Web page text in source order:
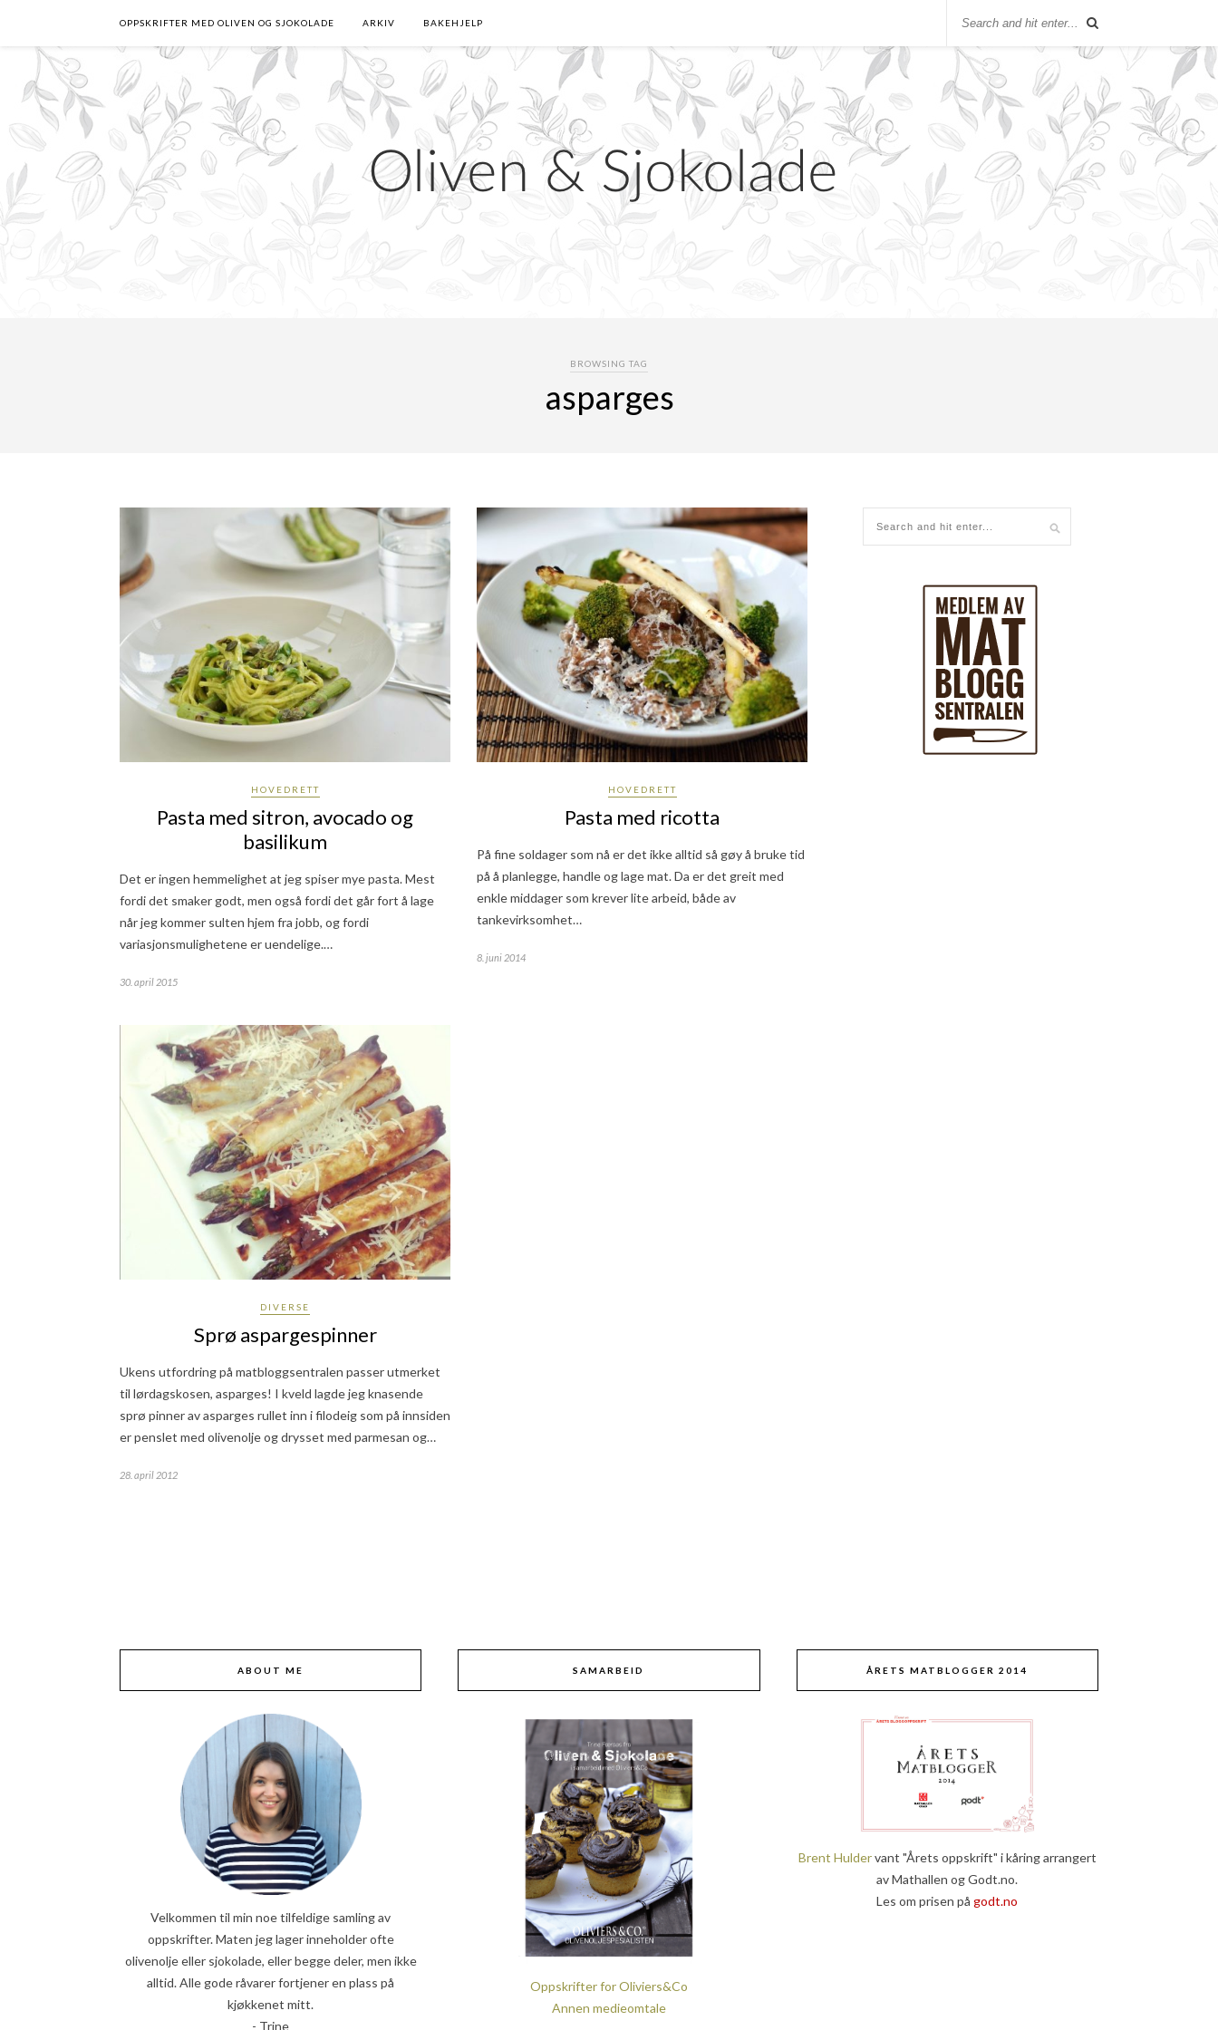
OPPSKRIFTER MED OLIVEN OG SJOKOLADE ARKIV BAKEHJELP
BROWSING TAG
asparges
HOVEDRETT
Pasta med sitron, avocado og
basilikum
Det er ingen hemmelighet at jeg spiser mye pasta. Mest
fordi det smaker godt, men også fordi det går fort å lage
når jeg kommer sulten hjem fra jobb, og fordi
variasjonsmulighetene er uendelige.…
30. april 2015
HOVEDRETT
Pasta med ricotta
På fine soldager som nå er det ikke alltid så gøy å bruke tid
på å planlegge, handle og lage mat. Da er det greit med
enkle middager som krever lite arbeid, både av
tankevirksomhet…
8. juni 2014
DIVERSE
Sprø aspargespinner
Ukens utfordring på matbloggsentralen passer utmerket
til lørdagskosen, asparges! I kveld lagde jeg knasende
sprø pinner av asparges rullet inn i filodeig som på innsiden
er penslet med olivenolje og drysset med parmesan og…
28. april 2012
ABOUT ME
Velkommen til min noe tilfeldige samling av
oppskrifter. Maten jeg lager inneholder ofte
olivenolje eller sjokolade, eller begge deler, men ikke
alltid. Alle gode råvarer fortjener en plass på
kjøkkenet mitt.
- Trine
SAMARBEID
Oppskrifter for Oliviers&Co
Annen medieomtale
ÅRETS MATBLOGGER 2014
Brent Huldervant "Årets oppskrift" i kåring arrangert
av Mathallen og Godt.no.
Les om prisen pågodt.no